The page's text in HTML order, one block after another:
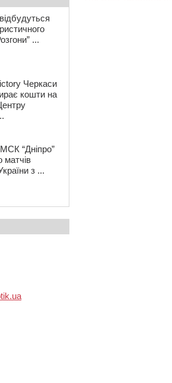
...
Черкаси
кошти на
“Дніпро”
матчів
з ...